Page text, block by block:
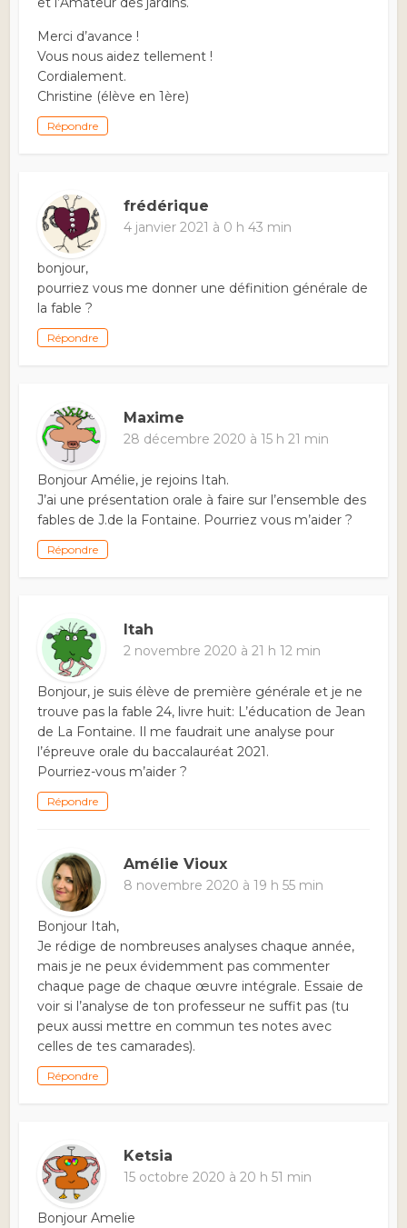
Merci d’avance !
Vous nous aidez tellement !
Cordialement.
Christine (élève en 1ère)
Répondre
frédérique
4 janvier 2021 à 0 h 43 min
bonjour,
pourriez vous me donner une définition générale de
la fable ?
Répondre
Maxime
28 décembre 2020 à 15 h 21 min
Bonjour Amélie, je rejoins Itah.
J’ai une présentation orale à faire sur l’ensemble des
fables de J.de la Fontaine. Pourriez vous m’aider ?
Répondre
Itah
2 novembre 2020 à 21 h 12 min
Bonjour, je suis élève de première générale et je ne
trouve pas la fable 24, livre huit: L’éducation de Jean
de La Fontaine. Il me faudrait une analyse pour
l’épreuve orale du baccalauréat 2021.
Pourriez-vous m’aider ?
Répondre
Amélie Vioux
8 novembre 2020 à 19 h 55 min
Bonjour Itah,
Je rédige de nombreuses analyses chaque année,
mais je ne peux évidemment pas commenter
chaque page de chaque œuvre intégrale. Essaie de
voir si l’analyse de ton professeur ne suffit pas (tu
peux aussi mettre en commun tes notes avec
celles de tes camarades).
Répondre
Ketsia
15 octobre 2020 à 20 h 51 min
Bonjour Amelie